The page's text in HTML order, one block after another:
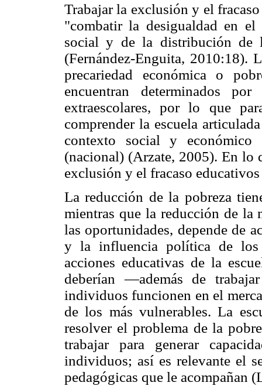
Trabajar la exclusión y el
"combatir la desigualdad en el
social y de la distribución de
(Fernández-Enguita, 2010:18).
precariedad económica o
encuentran determinados
extraescolares, por lo que
comprender la escuela
contexto social y
(nacional) (Arzate, 2005). En lo
exclusión y el fracaso
La reducción de la pobreza
mientras que la reducción de la
las oportunidades, depende de
y la influencia política de los
acciones educativas de la
deberían —además de
individuos funcionen en el
de los más vulnerables. La
resolver el problema de la
trabajar para generar
individuos; así es relevante el
pedagógicas que le acompañan